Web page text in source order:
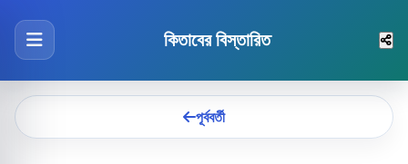
কিতাবের বিস্তারিত
পূর্ববর্তী